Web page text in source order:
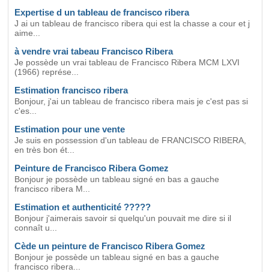
Expertise d un tableau de francisco ribera
J ai un tableau de francisco ribera qui est la chasse a cour et j
aime...
à vendre vrai tabeau Francisco Ribera
Je possède un vrai tableau de Francisco Ribera MCM LXVI
(1966) représe...
Estimation francisco ribera
Bonjour, j'ai un tableau de francisco ribera mais je c'est pas si
c'es...
Estimation pour une vente
Je suis en possession d'un tableau de FRANCISCO RIBERA,
en très bon ét...
Peinture de Francisco Ribera Gomez
Bonjour je possède un tableau signé en bas a gauche
francisco ribera M...
Estimation et authenticité ?????
Bonjour j'aimerais savoir si quelqu'un pouvait me dire si il
connaît u...
Cède un peinture de Francisco Ribera Gomez
Bonjour je possède un tableau signé en bas a gauche
francisco ribera...